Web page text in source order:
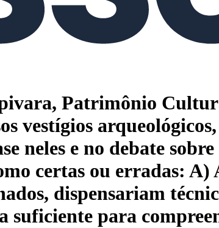
Patrimônio
vestígios
neles e no debate
certas ou erradas:
dispensariam
para